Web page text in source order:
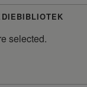
selected.